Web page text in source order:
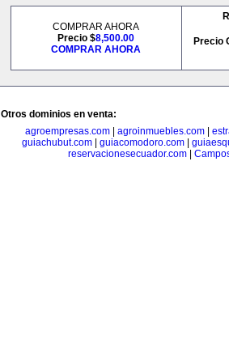
COMPRAR AHORA
Precio $8,500.00
COMPRAR AHORA
Precio
Otros dominios en venta:
agroempresas.com| agroinmuebles.com|
guiachubut.com
guiacomodoro.com
reservacionesecuador.com